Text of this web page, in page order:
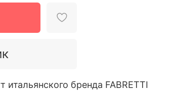
бренда FABRETTI